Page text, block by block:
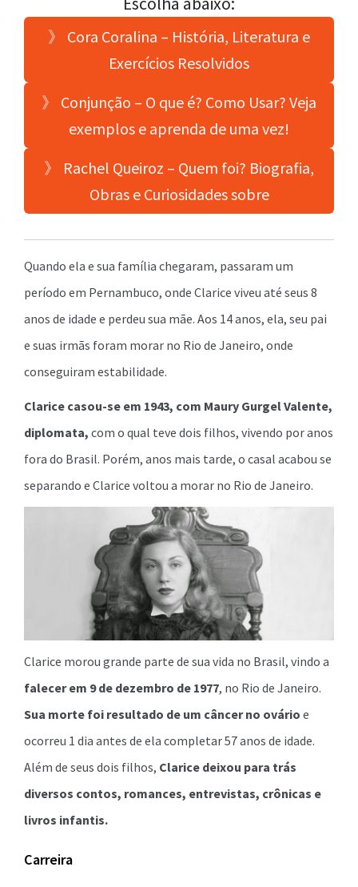
》 Cora Coralina – História, Literatura e
Exercícios Resolvidos
》 Conjunção – O que é? Como Usar? Veja
exemplos e aprenda de uma vez!
》 Rachel Queiroz – Quem foi? Biografia,
Obras e Curiosidades sobre
Quando ela e sua família chegaram, passaram um
período em Pernambuco, onde Clarice viveu até seus 8
anos de idade e perdeu sua mãe. Aos 14 anos, ela, seu pai
e suas irmãs foram morar no Rio de Janeiro, onde
conseguiram estabilidade.
Clarice casou-se em 1943, com Maury Gurgel Valente,
diplomata, com o qual teve dois filhos, vivendo por anos
fora do Brasil. Porém, anos mais tarde, o casal acabou se
separando e Clarice voltou a morar no Rio de Janeiro.
Clarice morou grande parte de sua vida no Brasil, vindo a
falecer em 9 de dezembro de 1977, no Rio de Janeiro.
Sua morte foi resultado de um câncer no ovário e
ocorreu 1 dia antes de ela completar 57 anos de idade.
Além de seus dois filhos, Clarice deixou para trás
diversos contos, romances, entrevistas, crônicas e
livros infantis.
Carreira